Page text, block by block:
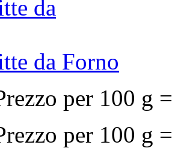
da Forno
per 100 g
per 100 g